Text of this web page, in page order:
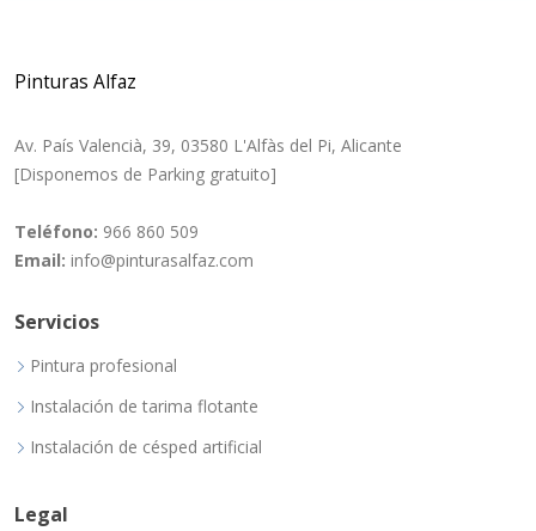
Pinturas Alfaz
Av. País Valencià, 39, 03580 L'Alfàs del Pi, Alicante
[Disponemos de Parking gratuito]
Teléfono: 966 860 509
Email: info@pinturasalfaz.com
Servicios
Pintura profesional
Instalación de tarima flotante
Instalación de césped artificial
Legal